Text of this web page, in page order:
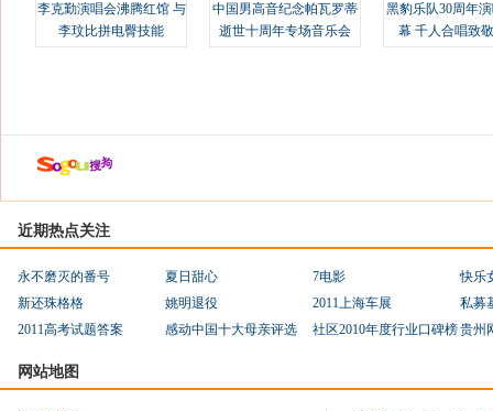
李克勤演唱会沸腾红馆 与
李玟比拼电臀技能
中国男高音纪念帕瓦罗蒂
逝世十周年专场音乐会
黑豹乐队30周年
幕 千人合唱致
近期热点关注
永不磨灭的番号 夏日甜心 7电影
快乐
新还珠格格
姚明退役 2011上海车展
私募
2011高考试题答案
感动中国十大母亲评选 社区2010年度行业口碑榜贵州
网站地图